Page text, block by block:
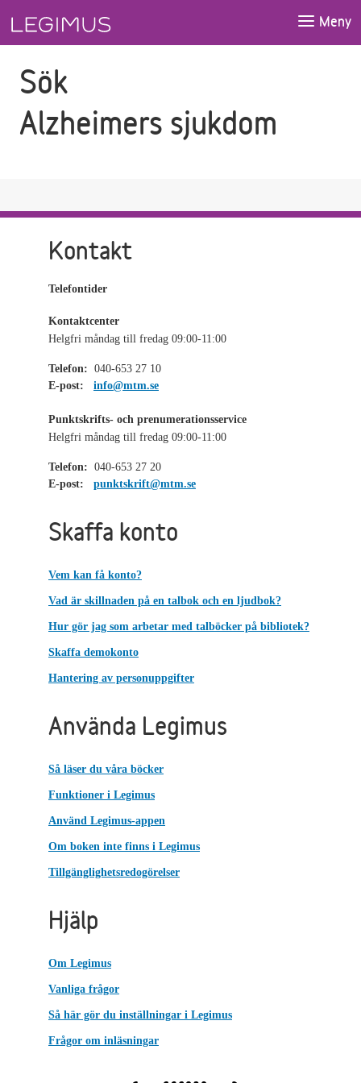
Meny
Sök
Alzheimers sjukdom
Kontakt
Telefontider
Kontaktcenter
Helgfri måndag till fredag 09:00-11:00
Telefon: 040-653 27 10
E-post:
info@mtm.se
Punktskrifts- och prenumerationsservice
Helgfri måndag till fredag 09:00-11:00
Telefon: 040-653 27 20
E-post:
punktskrift@mtm.se
Skaffa konto
Vem kan få konto?
Vad är skillnaden på en talbok och en ljudbok?
Hur gör jag som arbetar med talböcker på bibliotek?
Skaffa demokonto
Hantering av personuppgifter
Använda Legimus
Så läser du våra böcker
Funktioner i Legimus
Använd Legimus-appen
Om boken inte finns i Legimus
Tillgänglighetsredogörelser
Hjälp
Om Legimus
Vanliga frågor
Så här gör du inställningar i Legimus
Frågor om inläsningar